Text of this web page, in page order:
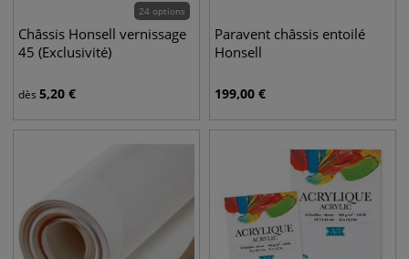
24 options
Châssis Honsell vernissage
45 (Exclusivité)
dès 5,20 €
Paravent châssis entoilé
Honsell
199,00 €